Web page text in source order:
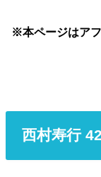
※本ページはア
西村寿行